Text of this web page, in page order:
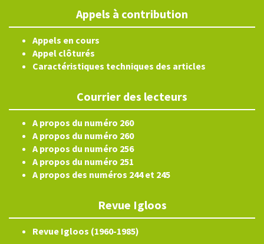
Appels à contribution
Appels en cours
Appel clôturés
Caractéristiques techniques des articles
Courrier des lecteurs
A propos du numéro 260
A propos du numéro 260
A propos du numéro 256
A propos du numéro 251
A propos des numéros 244 et 245
Revue Igloos
Revue Igloos (1960-1985)